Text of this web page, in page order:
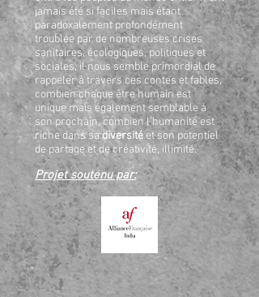
jamais été si faciles mais étant
paradoxalement profondément
troublée par de nombreuses crises
sanitaires, écologiques, politiques et
sociales, il nous semble primordial de
rappeler à travers ces contes et fables,
combien chaque être humain est
unique mais également semblable à
son prochain, combien l’humanité est
riche dans sadiversitéet son potentiel
de partage et de créativité, illimité.
Projet soutenu par: